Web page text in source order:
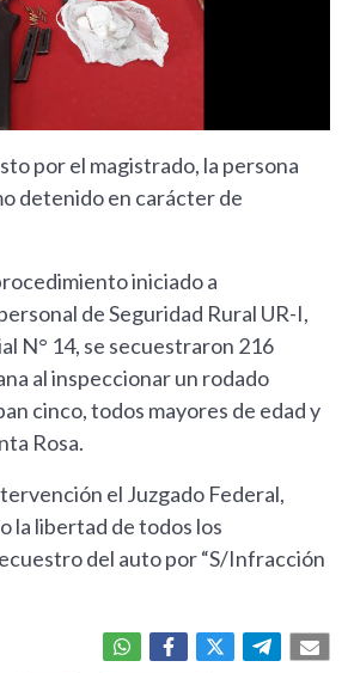
por el magistrado, la persona
detenido en carácter de
iniciado a
de Seguridad Rural UR-I,
N° 14, se secuestraron 216
al inspeccionar un rodado
cinco, todos mayores de edad y
Rosa.
el Juzgado Federal,
la libertad de todos los
del auto por “S/Infracción